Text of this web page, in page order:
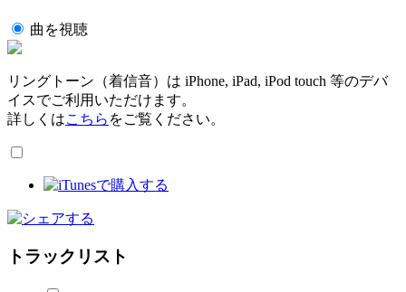
曲を視聴
リングトーン（着信音）は iPhone, iPad, iPod touch 等のデバ
イスでご利用いただけます。
詳しくはこちら をご覧ください。
トラックリスト